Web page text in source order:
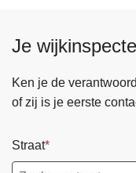
Je
Ken je de
of zij is je eerste
Straat